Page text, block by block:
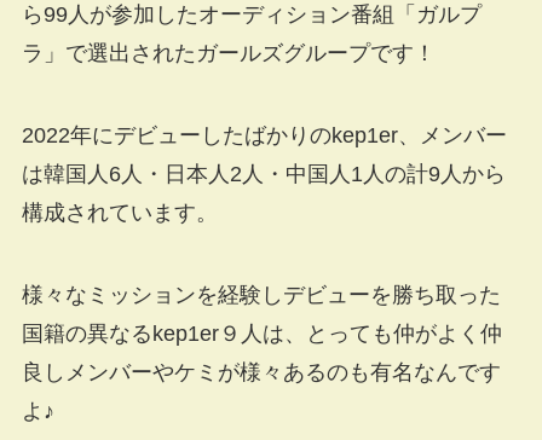
ら99人が参加したオーディション番組「ガルプ
ラ」で選出されたガールズグループです！
2022年にデビューしたばかりのkep1er、メンバー
は韓国人6人・日本人2人・中国人1人の計9人から
構成されています。
様々なミッションを経験しデビューを勝ち取った
国籍の異なるkep1er９人は、とっても仲がよく仲
良しメンバーやケミが様々あるのも有名なんです
よ♪